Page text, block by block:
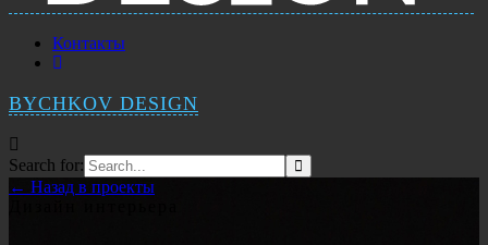
Контакты
BYCHKOV DESIGN
Search for:
← Назад в проекты